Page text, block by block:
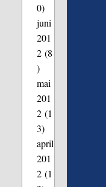
0)
juni
201
2(8
)
mai
201
2(1
3)
april
201
2(1